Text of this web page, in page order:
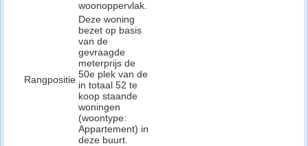
woonoppervlak.
Rangpositie
Deze woning
bezet op basis
van de
gevraagde
meterprijs de
50e plek van de
in totaal 52 te
koop staande
woningen
(woontype:
Appartement) in
deze buurt.